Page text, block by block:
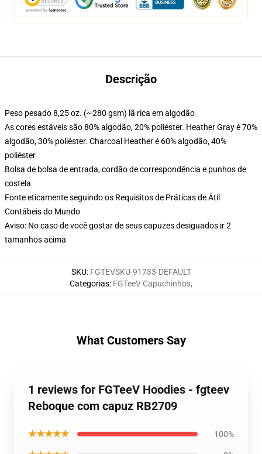
Descrição
Peso pesado 8,25 oz. (~280 gsm) lã rica em algodão
As cores estáveis são 80% algodão, 20% poliéster. Heather Gray é 70%
algodão, 30% poliéster. Charcoal Heather é 60% algodão, 40%
poliéster
Bolsa de bolsa de entrada, cordão de correspondência e punhos de
costela
Fonte eticamente seguindo os Requisitos de Práticas de Átil
Contábeis do Mundo
Aviso: No caso de você gostar de seus capuzes desiguados ir 2
tamanhos acima
SKU: FGTEVSKU-91733-DEFAULT
Categorias: FGTeeV Capuchinhos,
What Customers Say
1 reviews for FGTeeV Hoodies - fgteev
Reboque com capuz RB2709
★★★★★ 100%